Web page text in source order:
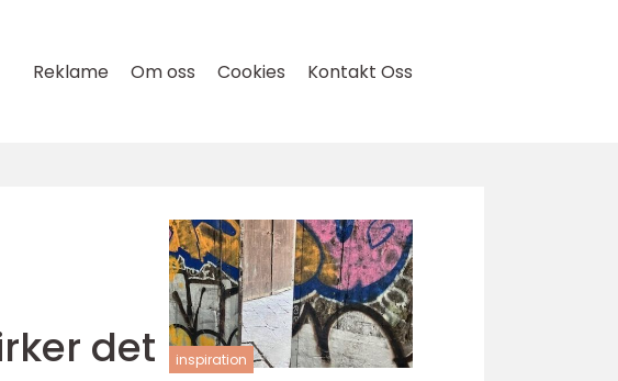
Reklame Om oss Cookies Kontakt Oss
det
inspiration